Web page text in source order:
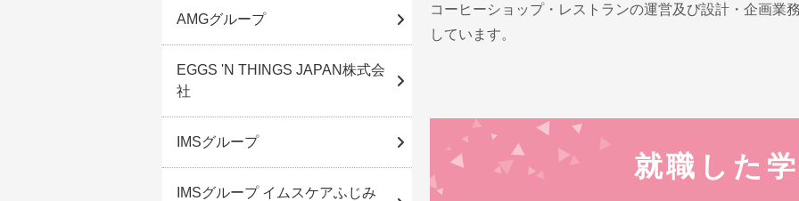
コーヒーショップ・レストランの運営及び設計・企画業
しています。
就職した
AMGグループ
EGGS 'N THINGS JAPAN株式会
社
IMSグループ
IMSグループ イムスケアふじみ